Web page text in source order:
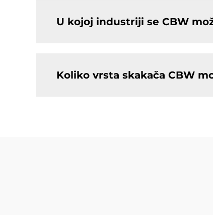
U kojoj industriji se CBW
Koliko vrsta skakača CBW